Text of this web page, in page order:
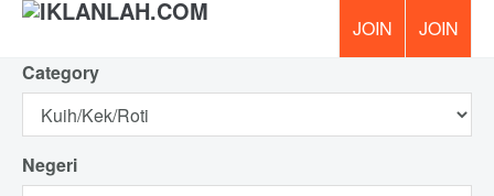
Category
Negeri